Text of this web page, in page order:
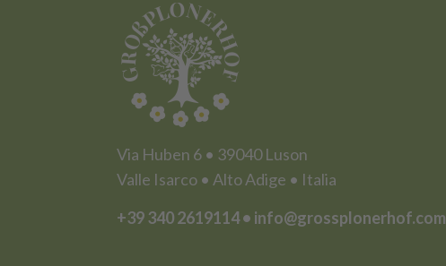
Via Huben 6 • 39040 Luson
Valle Isarco • Alto Adige • Italia
+39 340 2619114• info@grossplonerhof.com